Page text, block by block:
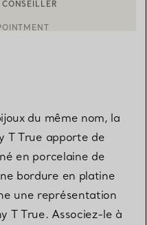
du même nom, la
T True apporte de
en porcelaine de
bordure en platine
une représentation
T True. Associez-le à